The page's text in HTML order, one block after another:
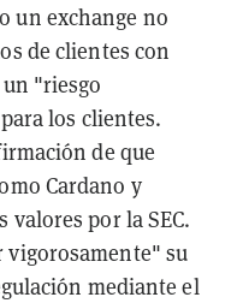
un exchange no
de clientes con
"riesgo
los clientes.
de que
Cardano y
valores por la SEC.
vigorosamente" su
mediante el